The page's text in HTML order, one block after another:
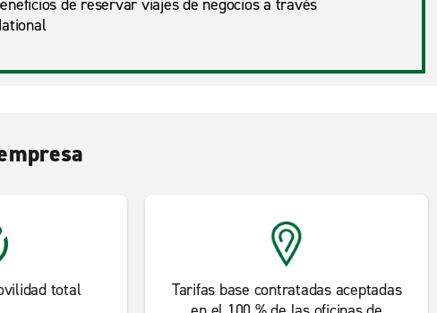
de reservar viajes de negocios a través
total
Tarifas base contratadas aceptadas